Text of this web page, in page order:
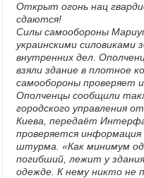
Открыт огонь нац
сдаются!
Силы самообороны
украинскими силовиками
внутренних дел.
взяли здание в плотное
самообороны проверяет
Ополченцы сообщили
городского управления
Киева, передаёт
проверяется
штурма. «Как минимум
погибший, лежит у
одежде. К нему никто не